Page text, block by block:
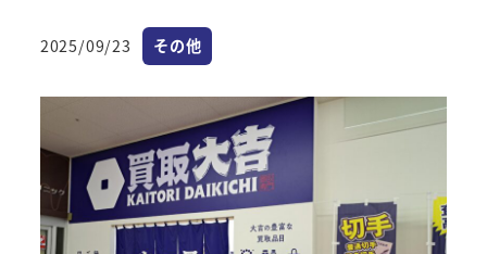
投稿日
2025/09/23 カテゴリー
その他